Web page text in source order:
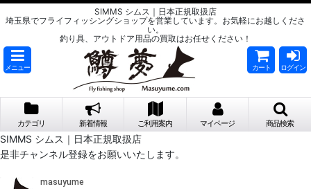
SIMMS シムス｜日本正規取扱店
埼玉県でフライフィッシングショップを営業しています。お気軽にお越しくださ
い。
釣り具、アウトドア用品の買取はお任せください！
メニュー カート ログイン
カテゴリ 新着情報 ご利用案内 マイページ 商品検索
SIMMS シムス｜日本正規取扱店
是非チャンネル登録をお願いいたします。